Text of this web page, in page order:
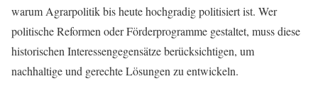
warum Agrarpolitik bis heute hochgradig politisiert ist. Wer
politische Reformen oder Förderprogramme gestaltet, muss diese
historischen Interessengegensätze berücksichtigen, um
nachhaltige und gerechte Lösungen zu entwickeln.